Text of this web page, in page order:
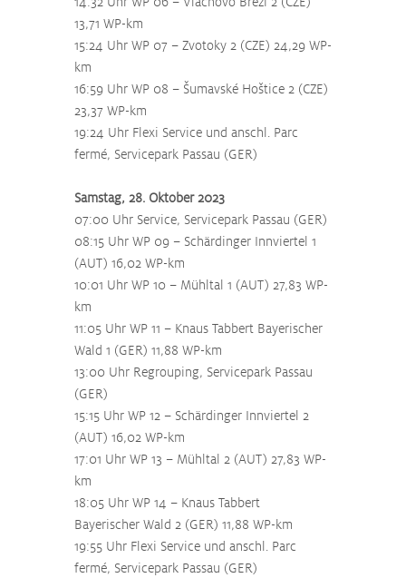
13,71 WP-km
15:24 Uhr WP 07 – Zvotoky 2 (CZE) 24,29 WP-
km
16:59 Uhr WP 08 – Šumavské Hoštice 2 (CZE)
23,37 WP-km
19:24 Uhr Flexi Service und anschl. Parc
fermé, Servicepark Passau (GER)
Samstag, 28. Oktober 2023
07:00 Uhr Service, Servicepark Passau (GER)
08:15 Uhr WP 09 – Schärdinger Innviertel 1
(AUT) 16,02 WP-km
10:01 Uhr WP 10 – Mühltal 1 (AUT) 27,83 WP-
km
11:05 Uhr WP 11 – Knaus Tabbert Bayerischer
Wald 1 (GER) 11,88 WP-km
13:00 Uhr Regrouping, Servicepark Passau
(GER)
15:15 Uhr WP 12 – Schärdinger Innviertel 2
(AUT) 16,02 WP-km
17:01 Uhr WP 13 – Mühltal 2 (AUT) 27,83 WP-
km
18:05 Uhr WP 14 – Knaus Tabbert
Bayerischer Wald 2 (GER) 11,88 WP-km
19:55 Uhr Flexi Service und anschl. Parc
fermé, Servicepark Passau (GER)